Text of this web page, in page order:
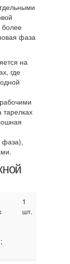
фаза
на
где
фаза),
1
шт.